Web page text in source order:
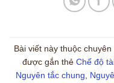
Bài viết này thuộc chuyên
được gắn thẻ Chế độ
Nguyên tắc chung